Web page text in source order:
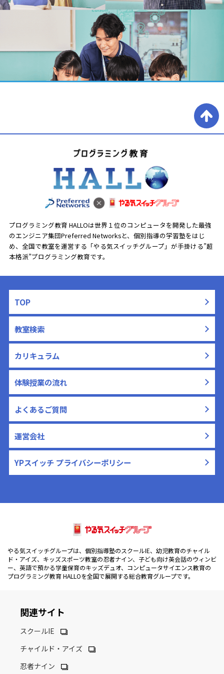
プログラミング教育 HALLOは世界１位のコンピュータを開発した最強
のエンジニア集団Preferred Networksと、 個別指導の学習塾をはじ
め、全国で教室を運営する「やる気スイッチグループ」が手掛ける”超
本格派”プログラミング教育です。
TOP
教室検索
カリキュラム
体験授業の流れ
よくあるご質問
運営会社
YPスイッチ プライバシーポリシー
やる気スイッチグループは、個別指導塾のスクールIE、幼児教育のチャイル
ド・アイズ、キッズスポーツ教室の忍者ナイン、子ども向け英会話のウィンビ
ー、英語で預かる学童保育のキッズデュオ、コンピュータサイエンス教育の
プログラミング教育 HALLOを全国で展開する総合教育グループです。
関連サイト
スクールIE
チャイルド・アイズ
忍者ナイン